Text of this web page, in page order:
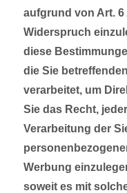
aufgrund von Art. 6
Widerspruch
diese
die Sie
verarbeitet, um
Sie das Recht,
Verarbeitung der
Werbung
soweit es mit